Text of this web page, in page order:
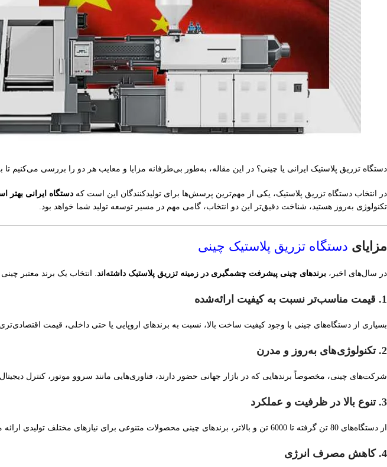
دستگاه تزریق پلاستیک ایرانی یا چینی؟ در این مقاله، به‌طور بی‌طرفانه مزایا و معایب هر دو را بررسی می‌کنیم
در انتخاب دستگاه تزریق پلاستیک، یکی از مهم‌ترین پرسش‌ها برای تولیدکنندگان این است که دستگاه ایرانی بهتر
تکنولوژی به‌روز هستید، شناخت دقیق‌تر این دو انتخاب، گامی مهم در مسیر توسعه تولید شما خواهد بود.
مزایای دستگاه تزریق پلاستیک چینی
در سال‌های اخیر، برندهای چینی پیشرفت چشمگیری در زمینه تزریق پلاستیک داشته‌اند . انتخاب یک برند معتبر
1. قیمت مناسب‌تر نسبت به کیفیت ارائه‌شده
بسیاری از دستگاه‌های چینی با وجود کیفیت ساخت بالا، نسبت به برندهای اروپایی یا حتی داخلی، قیمت اقتصادی‌تری
2. تکنولوژی‌های به‌روز و مدرن
شرکت‌های چینی، مخصوصاً برندهایی که در بازار جهانی حضور دارند، فناوری‌هایی مانند سروو موتور، کنترل
3. تنوع بالا در ظرفیت و عملکرد
از دستگاه‌های 80 تن گرفته تا 6000 تن و بالاتر، برندهای چینی محصولات متنوعی برای نیازهای مختلف تولیدی ارائه می‌کنند.
4. کاهش مصرف انرژی